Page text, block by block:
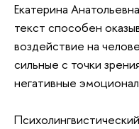
Екатерина
текст способен
воздействие на
сильные с точки
негативные